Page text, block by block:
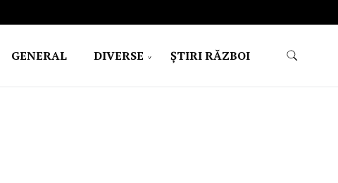
GENERAL DIVERSE ŞTIRI RĂZBOI